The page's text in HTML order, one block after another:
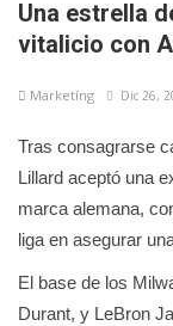
Una estrella
vitalicio con
Marketíng Dic 26,
Tras consagrarse
Lillard aceptó una
marca alemana,
liga en asegurar
El base de los
Durant, y LeBron